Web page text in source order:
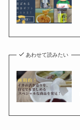
あわせて読みたい